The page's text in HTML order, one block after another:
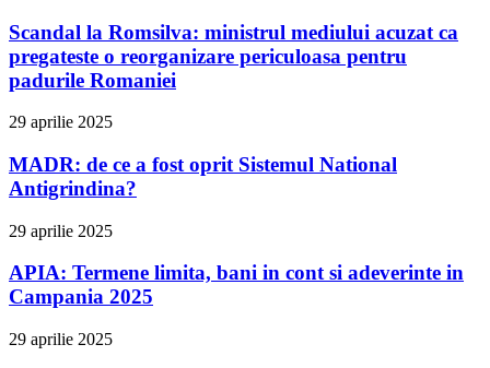
Scandal la Romsilva: ministrul mediului acuzat ca
pregateste o reorganizare periculoasa pentru
padurile Romaniei
29 aprilie 2025
MADR: de ce a fost oprit Sistemul National
Antigrindina?
29 aprilie 2025
APIA: Termene limita, bani in cont si adeverinte in
Campania 2025
29 aprilie 2025